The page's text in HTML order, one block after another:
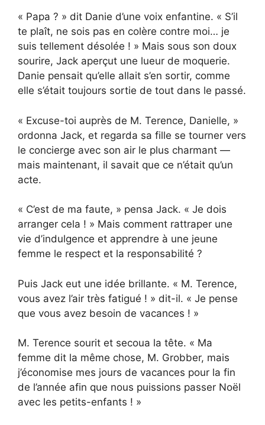
« Papa ? » dit Danie d’une voix enfantine. « S’il
te plaît, ne sois pas en colère contre moi… je
suis tellement désolée ! » Mais sous son doux
sourire, Jack aperçut une lueur de moquerie.
Danie pensait qu’elle allait s’en sortir, comme
elle s’était toujours sortie de tout dans le passé.
« Excuse-toi auprès de M. Terence, Danielle, »
ordonna Jack, et regarda sa fille se tourner vers
le concierge avec son air le plus charmant —
mais maintenant, il savait que ce n’était qu’un
acte.
« C’est de ma faute, » pensa Jack. « Je dois
arranger cela ! » Mais comment rattraper une
vie d’indulgence et apprendre à une jeune
femme le respect et la responsabilité ?
Puis Jack eut une idée brillante. « M. Terence,
vous avez l’air très fatigué ! » dit-il. « Je pense
que vous avez besoin de vacances ! »
M. Terence sourit et secoua la tête. « Ma
femme dit la même chose, M. Grobber, mais
j’économise mes jours de vacances pour la fin
de l’année afin que nous puissions passer Noël
avec les petits-enfants ! »